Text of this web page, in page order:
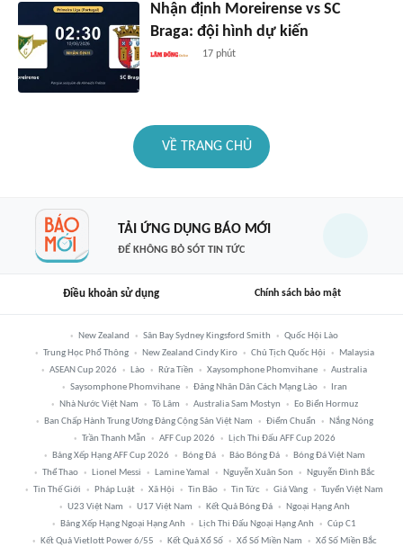
Nhận định Moreirense vs SC
Braga: đội hình dự kiến
17 phút
VỀ TRANG CHỦ
TẢI ỨNG DỤNG BÁO MỚI
ĐỂ KHÔNG BỎ SÓT TIN TỨC
Điều khoản sử dụng Chính sách bảo mật
New Zealand Sân Bay Sydney Kingsford Smith
Quốc Hội Lào
Trung Học Phổ Thông
New Zealand Cindy Kiro Chủ Tịch Quốc Hội
Malaysia
ASEAN Cup 2026
Lào Rửa Tiền Xaysomphone Phomvihane
Australia
Saysomphone Phomvihane
Đảng Nhân Dân Cách Mạng Lào
Iran
Nhà Nước Việt Nam
Tô Lâm Australia Sam Mostyn
Eo Biển Hormuz
Ban Chấp Hành Trung Ương Đảng Cộng Sản Việt Nam
Điểm Chuẩn
Nắng Nóng
Trần Thanh Mẫn
AFF Cup 2026
Lịch Thi Đấu AFF Cup 2026
Bảng Xếp Hạng AFF Cup 2026
Bóng Đá Báo Bóng Đá
Bóng Đá Việt Nam
Thể Thao
Lionel Messi Lamine Yamal Nguyễn Xuân Son
Nguyễn Đình Bắc
Tin Thế Giới
Pháp Luật Xã Hội Tin Bão Tin Tức Giá Vàng
Tuyển Việt Nam
U23 Việt Nam
U17 Việt Nam Kết Quả Bóng Đá
Ngoại Hạng Anh
Bảng Xếp Hạng Ngoại Hạng Anh
Lịch Thi Đấu Ngoại Hạng Anh
Cúp C1
Kết Quả Vietlott Power 6/55
Kết Quả Xổ Số Xổ Số Miền Nam Xổ Số Miền Bắc